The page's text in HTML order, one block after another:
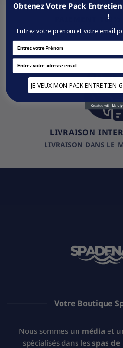
PAIEMENT 100%
VISA /
LIVRAISON
LIVRAISON DANS LE
Votre Boutique
Nous sommes un média et
spécialisés dans les spas de
Obtenez Votre Pack
!
Entrez votre prénom et votre email
Name
Email
JE VEUX MON PACK ENTRETIEN